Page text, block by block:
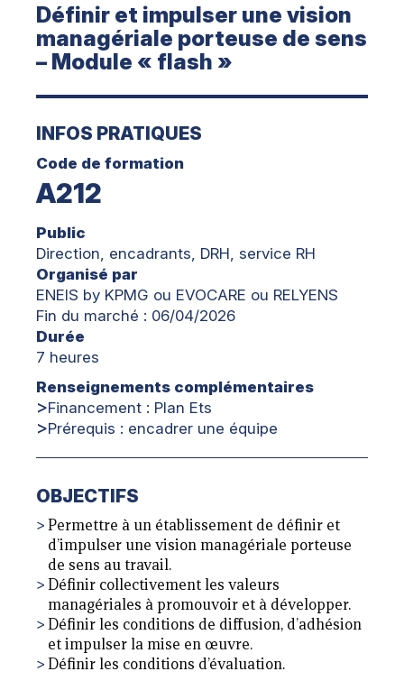
Définir et impulser une vision
managériale porteuse de sens
– Module « flash »
INFOS PRATIQUES
Code de formation
A212
Public
Direction, encadrants, DRH, service RH
Organisé par
ENEIS by KPMG ou EVOCARE ou RELYENS
Fin du marché : 06/04/2026
Durée
7 heures
Renseignements complémentaires
Financement : Plan Ets
Prérequis : encadrer une équipe
OBJECTIFS
Permettre à un établissement de définir et
d’impulser une vision managériale porteuse
de sens au travail.
Définir collectivement les valeurs
managériales à promouvoir et à développer.
Définir les conditions de diffusion, d’adhésion
et impulser la mise en œuvre.
Définir les conditions d’évaluation.